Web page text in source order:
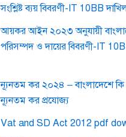
সংশ্লিষ্ট ব্যয় বিবরণী-IT 10BB
আয়কর আইন ২০২৩ অনুযায়ী
পরিসম্পদ ও দায়ের বিবরণী-IT
ন্যূনতম কর ২০২৪ – বাংলাদেশে কি
ন্যূনতম কর প্রযোজ্য
Vat and SD Act 2012 pdf